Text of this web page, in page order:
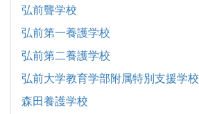
弘前聾学校
弘前第一養護学校
弘前第二養護学校
弘前大学教育学部附属特別支援学校
森田養護学校